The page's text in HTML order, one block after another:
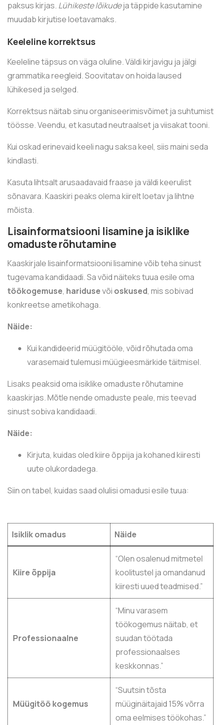
paksus kirjas. Lühikeste lõikudeja täppide kasutamine
muudab kirjutise loetavamaks.
Keeleline korrektsus
Keeleline täpsus on väga oluline. Väldi kirjavigu ja jälgi
grammatika reegleid. Soovitatav on hoida laused
lühikesed ja selged.
Korrektsus näitab sinu organiseerimisvõimet ja suhtumist
töösse. Veendu, et kasutad neutraalset ja viisakat tooni.
Kui oskad erinevaid keeli nagu saksa keel, siis maini seda
kindlasti.
Kasuta lihtsalt arusaadavaid fraase ja väldi keerulist
sõnavara. Kaaskiri peaks olema kiirelt loetav ja lihtne
mõista.
Lisainformatsiooni lisamine ja isiklike
omaduste rõhutamine
Kaaskirjale lisainformatsiooni lisamine võib teha sinust
tugevama kandidaadi. Sa võid näiteks tuua esile oma
töökogemuse, haridusevõi oskused, mis sobivad
konkreetse ametikohaga.
Näide:
Kui kandideerid müügitööle, võid rõhutada oma
varasemaid tulemusi müügieesmärkide täitmisel.
Lisaks peaksid oma isiklike omaduste rõhutamine
kaaskirjas. Mõtle nende omaduste peale, mis teevad
sinust sobiva kandidaadi.
Näide:
Kirjuta, kuidas oled kiire õppija ja kohaned kiiresti
uute olukordadega.
Siin on tabel, kuidas saad olulisi omadusi esile tuua:
Isiklik omadus Näide
Kiire õppija
“Olen osalenud mitmetel
koolitustel ja omandanud
kiiresti uued teadmised.”
Professionaalne
“Minu varasem
töökogemus näitab, et
suudan töötada
professionaalses
keskkonnas.”
Müügitöö kogemus
“Suutsin tõsta
müüginäitajaid 15% võrra
oma eelmises töökohas.”